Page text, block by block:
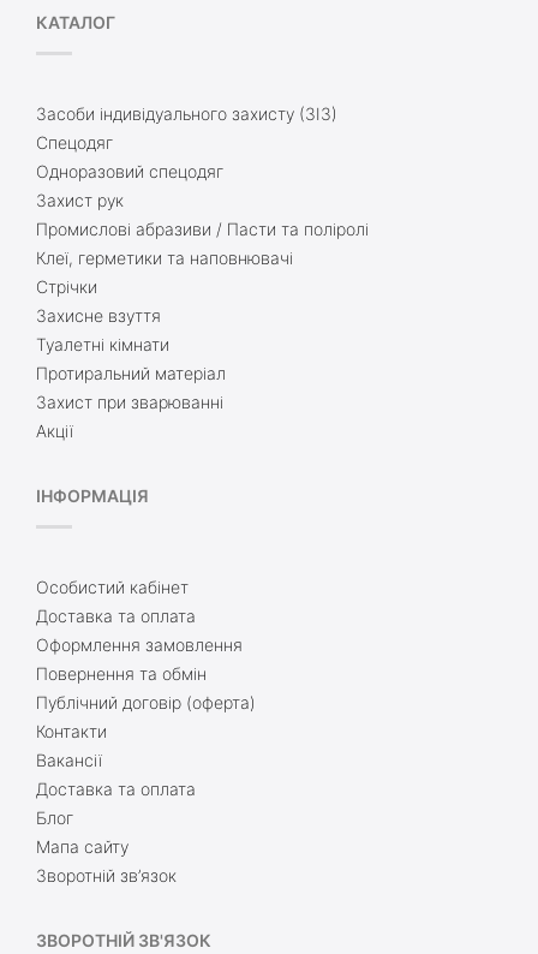
КАТАЛОГ
Засоби індивідуального захисту (ЗІЗ)
Спецодяг
Одноразовий спецодяг
Захист рук
Промислові абразиви / Пасти та поліролі
Клеї, герметики та наповнювачі
Стрічки
Захисне взуття
Туалетні кімнати
Протиральний матеріал
Захист при зварюванні
Акції
ІНФОРМАЦІЯ
Особистий кабінет
Доставка та оплата
Оформлення замовлення
Повернення та обмін
Публічний договір (оферта)
Контакти
Вакансії
Доставка та оплата
Блог
Мапа сайту
Зворотній зв’язок
ЗВОРОТНІЙ ЗВ'ЯЗОК